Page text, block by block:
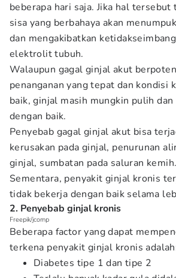
beberapa hari saja. Jika hal
sisa yang berbahaya akan
dan mengakibatkan
elektrolit tubuh.
Walaupun gagal ginjal akut
penanganan yang tepat dan kondisi
baik, ginjal masih mungkin pulih
dengan baik.
Penyebab gagal ginjal akut bisa
kerusakan pada ginjal, penurunan
ginjal, sumbatan pada saluran kemih.
Sementara, penyakit ginjal kronis
tidak bekerja dengan baik selama
2. Penyebab ginjal kronis
Freepik/jcomp
Beberapa factor yang dapat
terkena penyakit ginjal kronis
Diabetes tipe 1 dan tipe 2